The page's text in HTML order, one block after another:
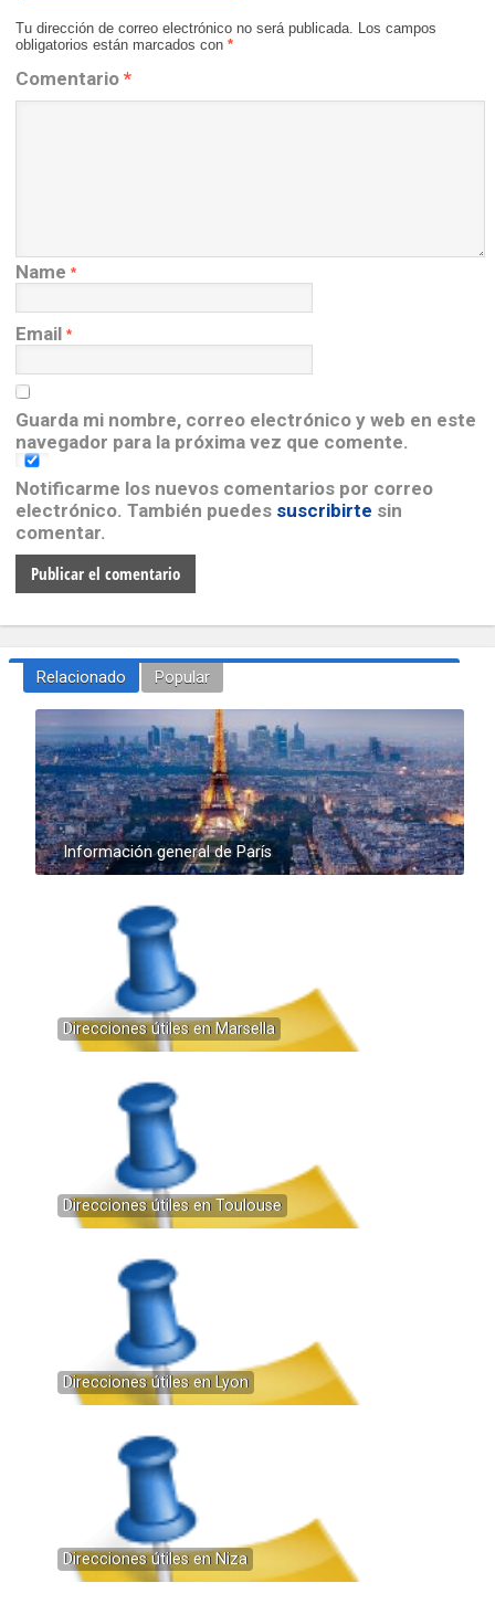
Tu dirección de correo electrónico no será publicada. Los campos
obligatorios están marcados con *
Comentario *
Name *
Email *
Guarda mi nombre, correo electrónico y web en este
navegador para la próxima vez que comente.
Notificarme los nuevos comentarios por correo
electrónico. También puedes suscribirte sin
comentar.
Relacionado Popular
Información general de París
Direcciones útiles en Marsella
Direcciones útiles en Toulouse
Direcciones útiles en Lyon
Direcciones útiles en Niza